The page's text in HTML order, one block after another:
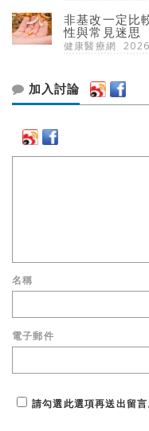
非基改一定比
性與常見迷思
健康醫療網
加入討論
名稱
電子郵件
請勾選此選項再送出留言